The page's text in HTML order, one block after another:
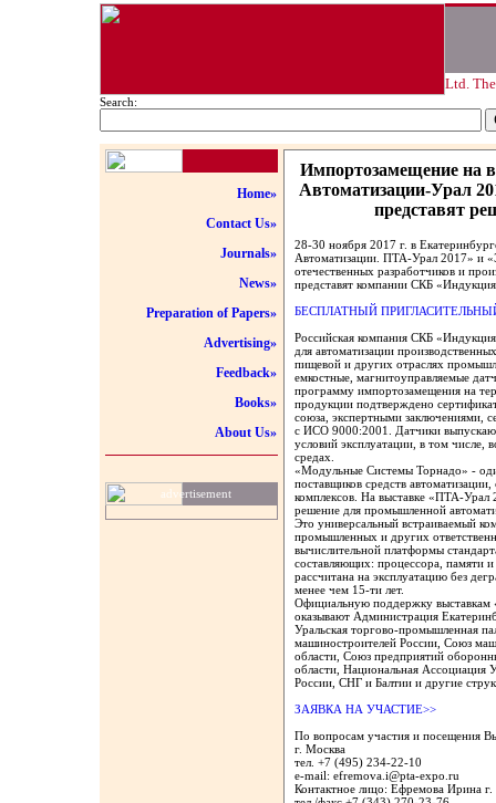
Ltd.
Search:
Home»
Contact Us»
Journals»
News»
Preparation of Papers»
Advertising»
Feedback»
Books»
About Us»
advertisement
Импортозамещение на
Автоматизации-Урал
представят
28-30 ноября 2017 г. в
Автоматизации. ПТА-Урал 2017» и
отечественных разработчиков и
представят компании СКБ
БЕСПЛАТНЫЙ
Российская компания СКБ
для автоматизации
пищевой и других отраслях
емкостные, магнитоуправляемые
программу импортозамещения на
продукции подтверждено
союза, экспертными заключениями,
с ИСО 9000:2001. Датчики
условий эксплуатации, в том числе,
средах.
«Модульные Системы Торнадо» -
поставщиков средств
комплексов. На выставке «ПТА-Урал
решение для промышленной
Это универсальный встраиваемый
промышленных и других
вычислительной платформы
составляющих: процессора, памяти
рассчитана на эксплуатацию без
менее чем 15-ти лет.
Официальную поддержку
оказывают Администрация
Уральская торгово-промышленная
машиностроителей России, Союз
области, Союз предприятий
области, Национальная Ассоциация
России, СНГ и Балтии и другие
ЗАЯВКА НА УЧАСТИЕ>>
По вопросам участия и посещения
г. Москва
тел. +7 (495) 234-22-10
e-mail: efremova.i@pta-expo.ru
Контактное лицо: Ефремова Ирина г.